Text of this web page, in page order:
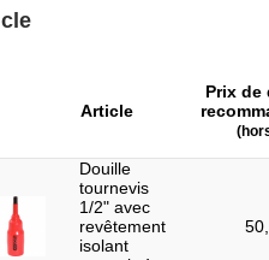
Article
Prix de
Douille
tournevis
1/2" avec
revêtement
isolant